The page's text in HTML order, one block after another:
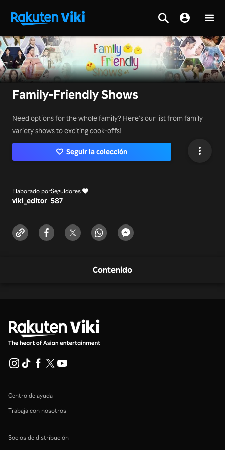
Family-Friendly Shows
Need options for the whole family? Here’s our list from family
variety shows to exciting cook-offs!
Seguir la colección
Elaborado por
viki_editor
Seguidores
587
Contenido
Centro de ayuda
Trabaja con nosotros
Socios de distribución